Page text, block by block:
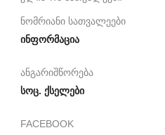
ნომრიანი სათვალეები
ინფორმაცია
ანგარიშწორება
სოც. ქსელები
FACEBOOK